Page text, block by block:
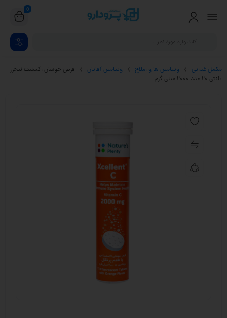
0
مکمل غذایی ویتامین ها و املاح ویتامین آقایان
قرص جوشان اکسلنت نیچرز
پلنتی 20 عدد 2000 میلی گرم